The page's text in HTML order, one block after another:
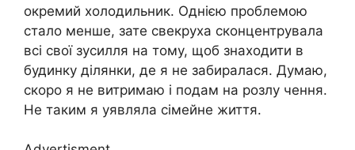
окремий холодильник. Однією проблемою
стало менше, зате свекруха сконцентрувала
всі свої зусилля на тому, щоб знаходити в
будинку ділянки, де я не забиралася. Думаю,
скоро я не витримаю і подам на розлу чення.
Не таким я уявляла сімейне життя.